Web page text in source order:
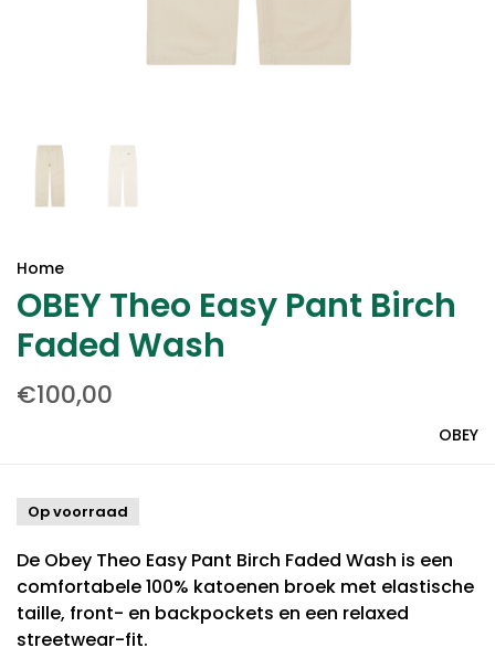
Home
OBEY Theo Easy Pant Birch
Faded Wash
€100,00
OBEY
Op voorraad
De Obey Theo Easy Pant Birch Faded Wash is een
comfortabele 100% katoenen broek met elastische
taille, front- en backpockets en een relaxed
streetwear-fit.